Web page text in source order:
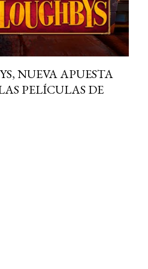
NUEVA APUESTA
PELÍCULAS DE